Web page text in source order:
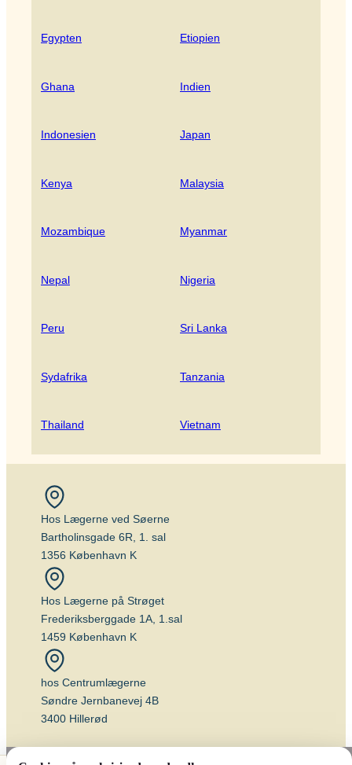
Egypten Etiopien
Ghana Indien
Indonesien Japan
Kenya Malaysia
Mozambique Myanmar
Nepal Nigeria
Peru Sri Lanka
Sydafrika Tanzania
Thailand Vietnam
Hos Lægerne ved Søerne
Bartholinsgade 6R, 1. sal
1356 København K
Hos Lægerne på Strøget
Frederiksberggade 1A, 1.sal
1459 København K
hos Centrumlægerne
Søndre Jernbanevej 4B
3400 Hillerød